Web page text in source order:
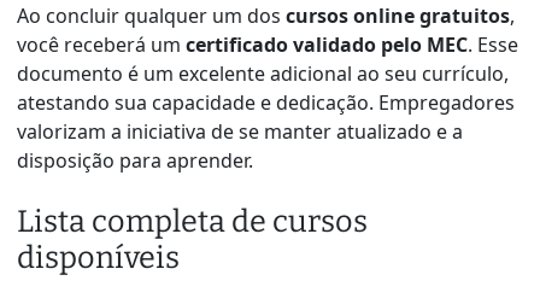
Ao concluir qualquer um dos cursos online gratuitos,
você receberá um certificado validado pelo MEC. Esse
documento é um excelente adicional ao seu currículo,
atestando sua capacidade e dedicação. Empregadores
valorizam a iniciativa de se manter atualizado e a
disposição para aprender.
Lista completa de cursos
disponíveis